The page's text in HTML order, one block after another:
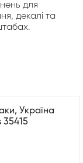
для
декалі та
Україна